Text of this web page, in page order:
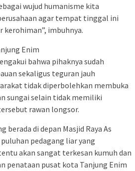
wujud humanisme kita
agar tempat tinggal ini
kerohiman”, imbuhnya.
Enim
bahwa pihaknya sudah
sekaligus teguran jauh
tidak diperbolehkan membuka
sungai selain tidak memiliki
rawan longsor.
berada di depan Masjid Raya As
pedagang liar yang
akan sangat terkesan kumuh dan
penataan pusat kota Tanjung Enim